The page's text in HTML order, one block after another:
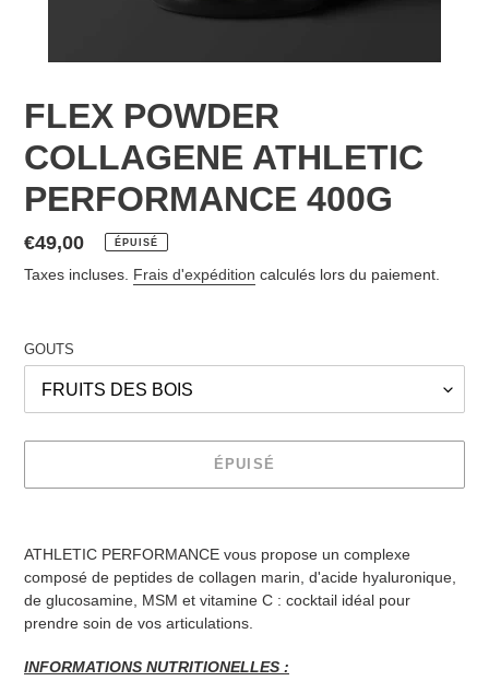
FLEX POWDER
COLLAGENE ATHLETIC
PERFORMANCE 400G
Prix
normal
€49,00 ÉPUISÉ
Taxes incluses. Frais d'expédition calculés lors du paiement.
GOUTS
ÉPUISÉ
votre
panier
ATHLETIC PERFORMANCE vous propose un complexe
composé de peptides de collagen marin, d'acide hyaluronique,
de glucosamine, MSM et vitamine C : cocktail idéal pour
prendre soin de vos articulations.
INFORMATIONS NUTRITIONELLES :